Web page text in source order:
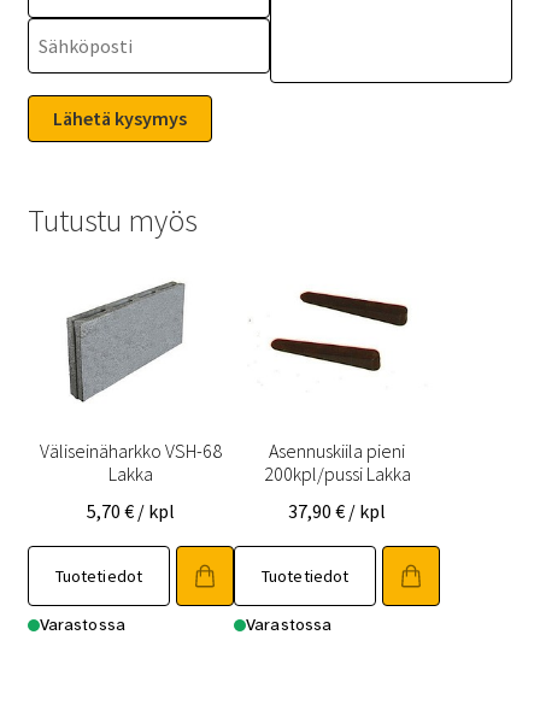
Tutustu myös
Väliseinäharkko VSH-68
Lakka
5,70 € / kpl
Tuotetiedot
Varastossa
Asennuskiila pieni
200kpl/pussi Lakka
37,90€ / kpl
Tuotetiedot
Varastossa